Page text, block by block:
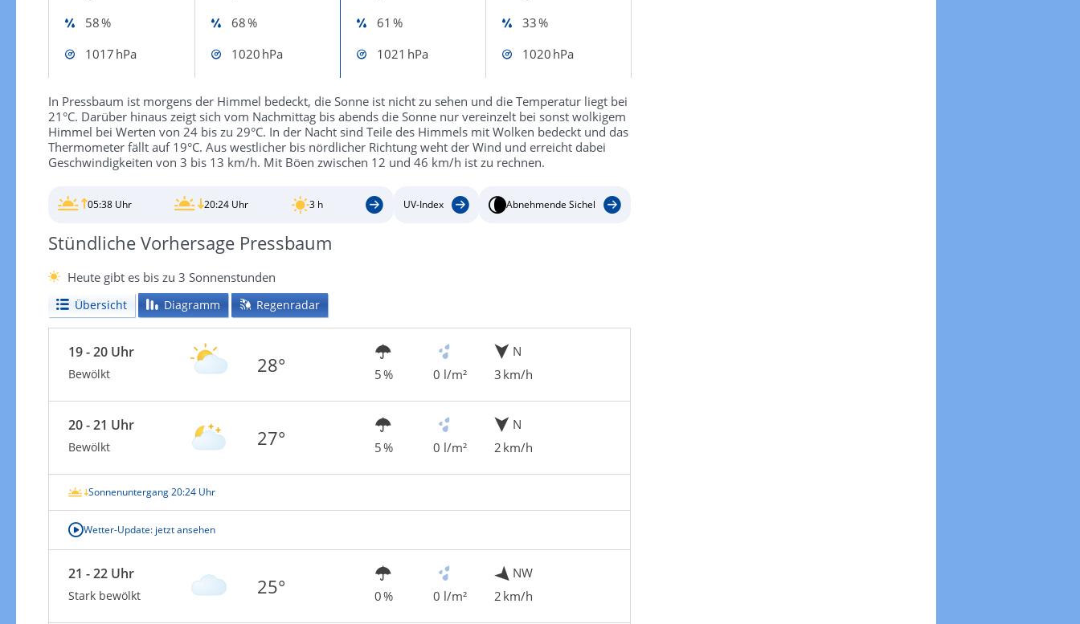
58 %
68 % 61 %
33 %
1017 hPa
1020 hPa 1021 hPa 1020 hPa
In Pressbaum ist morgens der Himmel bedeckt, die Sonne ist nicht zu sehen und die Temperatur liegt bei
21°C. Darüber hinaus zeigt sich vom Nachmittag bis abends die Sonne nur vereinzelt bei sonst wolkigem
Himmel bei Werten von 24 bis zu 29°C. In der Nacht sind Teile des Himmels mit Wolken bedeckt und das
Thermometer fällt auf 19°C. Aus westlicher bis nördlicher Richtung weht der Wind und erreicht dabei
Geschwindigkeiten von 3 bis 13 km/h. Mit Böen zwischen 12 und 46 km/h ist zu rechnen.
05:38 Uhr 20:24 Uhr 3 h UV-Index Abnehmende Sichel
Stündliche Vorhersage Pressbaum
Heute gibt es bis zu 3 Sonnenstunden
Übersicht Diagramm Regenradar
19 - 20 Uhr
Bewölkt 28° 5 % 0 l/m²
N
3 km/h
20 - 21 Uhr
Bewölkt 27° 5 % 0 l/m²
N
2 km/h
Sonnenuntergang 20:24 Uhr
Wetter-Update: jetzt ansehen
21 - 22 Uhr
Stark bewölkt 25° 0 % 0 l/m²
NW
2 km/h